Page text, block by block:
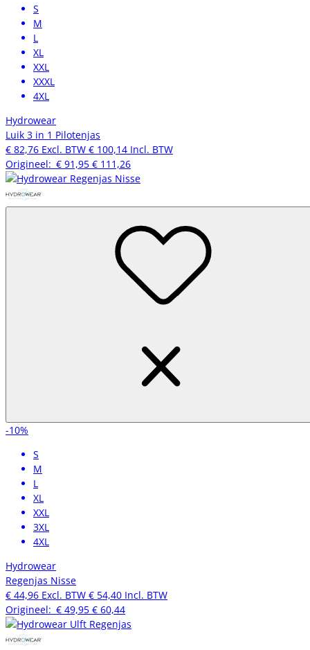
S
M
L
XL
XXL
XXXL
4XL
Hydrowear
Luik 3 in 1 Pilotenjas
€ 82,76 Excl. BTW € 100,14 Incl. BTW
Origineel: € 91,95 € 111,26
-10%
S
M
L
XL
XXL
3XL
4XL
Hydrowear
Regenjas Nisse
€ 44,96 Excl. BTW € 54,40 Incl. BTW
Origineel: € 49,95 € 60,44